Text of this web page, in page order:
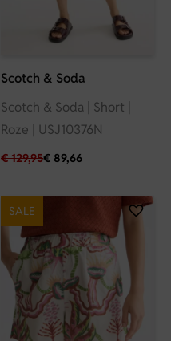
Scotch & Soda
Scotch & Soda | Short |
Roze | USJ10376N
€129,95€ 89,66
SALE